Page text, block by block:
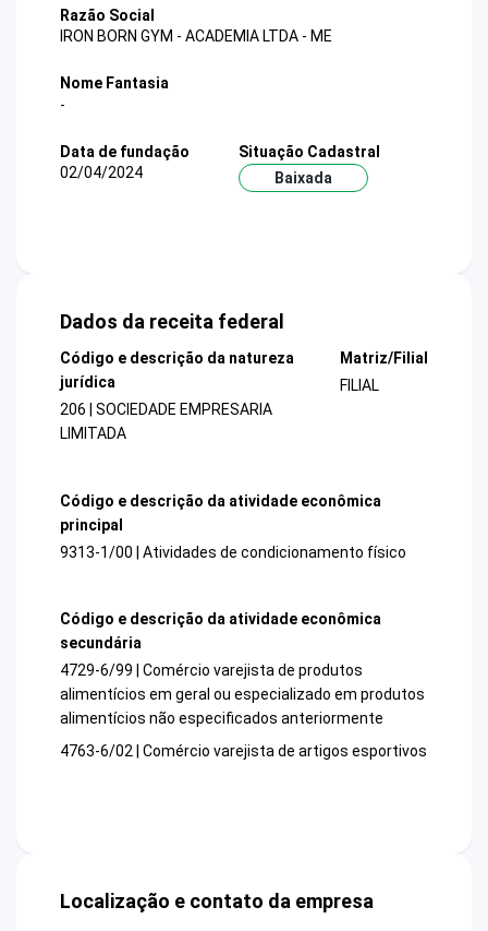
Razão Social
IRON BORN GYM - ACADEMIA LTDA - ME
Nome Fantasia
-
Data de fundação
02/04/2024
Situação Cadastral
Baixada
Dados da receita federal
Código e descrição da natureza
jurídica
206 | SOCIEDADE EMPRESARIA
LIMITADA
Matriz/Filial
FILIAL
Código e descrição da atividade econômica
principal
9313-1/00 | Atividades de condicionamento físico
Código e descrição da atividade econômica
secundária
4729-6/99 | Comércio varejista de produtos
alimentícios em geral ou especializado em produtos
alimentícios não especificados anteriormente
4763-6/02 | Comércio varejista de artigos esportivos
Localização e contato da empresa